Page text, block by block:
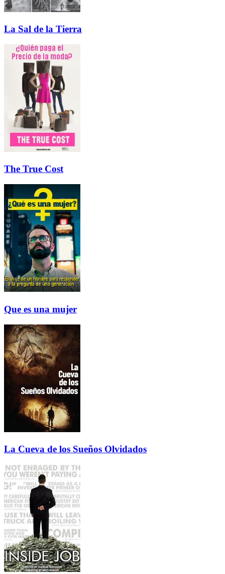
La Sal de la Tierra
The True Cost
Que es una mujer
La Cueva de los Sueños Olvidados